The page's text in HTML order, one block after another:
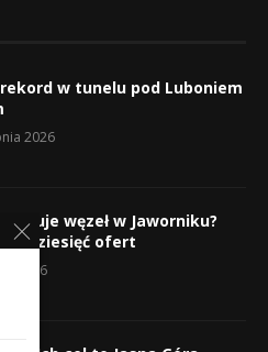
w tunelu pod Luboniem
2026
węzeł w Jaworniku?
dziesięć ofert
2026